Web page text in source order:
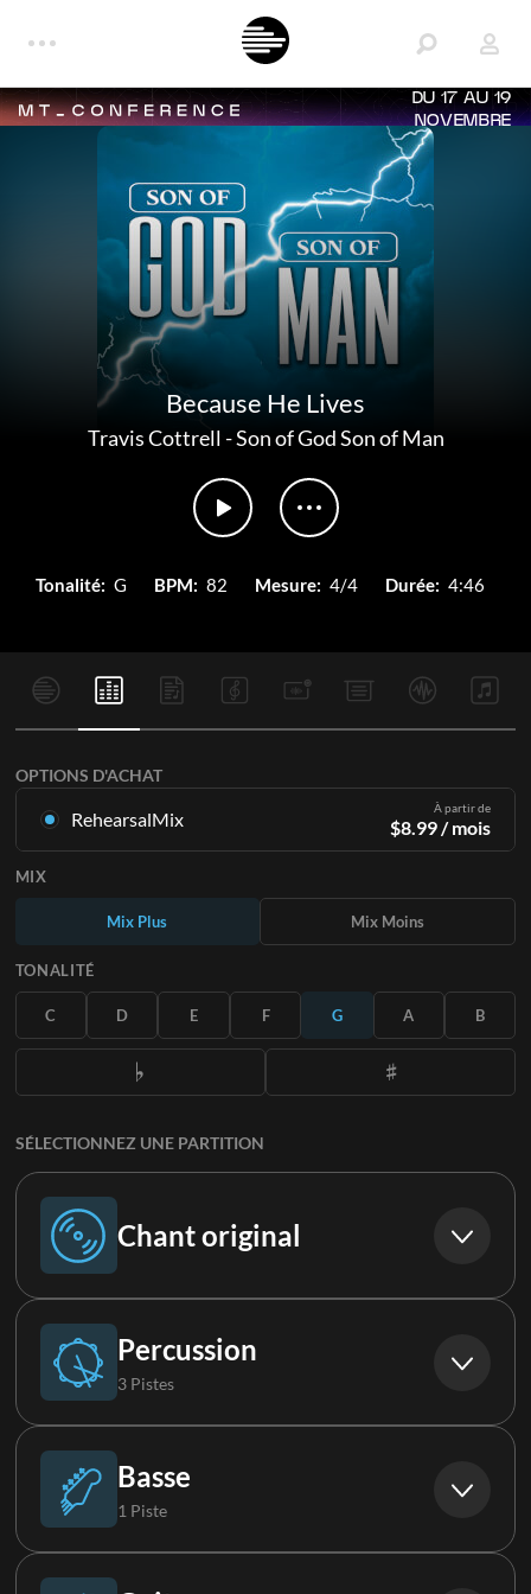
DU 17 AU 19
NOVEMBRE
Because He Lives
Travis Cottrell-Son of God Son of Man
Tonalité: G BPM: 82 Mesure: 4/4 Durée: 4:46
OPTIONS D'ACHAT
RehearsalMix À partir de
$8.99/ mois
Disponible dans les 12 tonalités avec des Mix Plus et Moins
pour chaque partition et le chant original.
S'ABONNER
MIX
Mix Plus Mix Moins
TONALITÉ
C D E F G A B
SÉLECTIONNEZ UNE PARTITION
Chant original
Chant original
Percussion
3 Pistes
Batterie
Percussions
Basse
1 Piste
Basse